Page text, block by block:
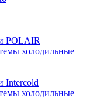
POLAIR
холодильные
Intercold
холодильные